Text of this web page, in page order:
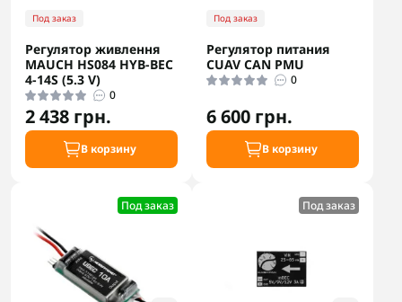
Под заказ
Регулятор живлення
MAUCH HS084 HYB-BEC
4-14S (5.3 V)
0
2 438 грн.
В корзину
Под заказ
Регулятор питания
CUAV CAN PMU
0
6 600 грн.
В корзину
Под заказ Под заказ